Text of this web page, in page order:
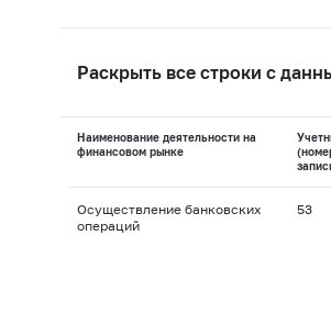
Раскрыть все строки с
Наименование деятельности на
финансовом рынке
Осуществление банковских
операций
53